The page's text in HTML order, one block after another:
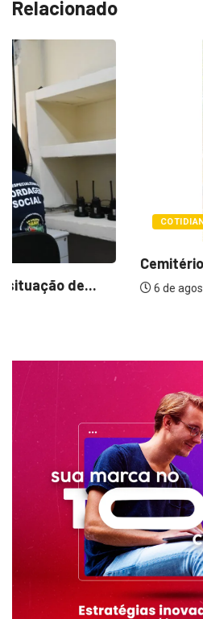
Relacionado
COTIDIANO
Cemitérios terão horário
6 de agosto de 2026